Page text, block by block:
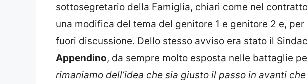
sottosegretario della Famiglia, chiarì come nel
una modifica del tema del genitore 1 e genitore 2 e, per
fuori discussione. Dello stesso avviso era stato il
Appendino, da sempre molto esposta nelle battaglie
rimaniamo dell’idea che sia giusto il passo in avanti